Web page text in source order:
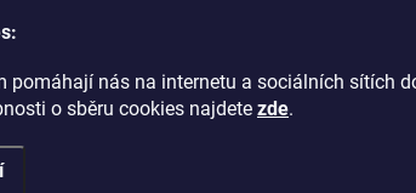
pomáhají nás na internetu a sociálních sítích
o sběru cookies najdete zde.
platby
BrillBird Academy Nehtové Kurzy Hradec -